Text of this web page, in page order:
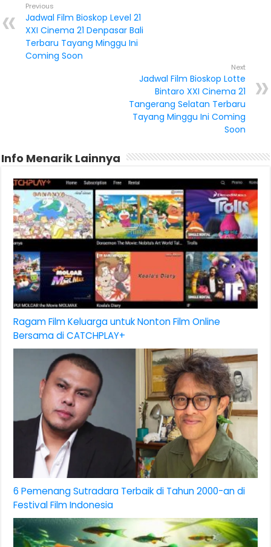
Previous
Jadwal Film Bioskop Level 21
XXI Cinema 21 Denpasar Bali
Terbaru Tayang Minggu Ini
Coming Soon
Next
Jadwal Film Bioskop Lotte
Bintaro XXI Cinema 21
Tangerang Selatan Terbaru
Tayang Minggu Ini Coming
Soon
Info Menarik Lainnya
Ragam Film Keluarga untuk Nonton Film Online
Bersama di CATCHPLAY+
6 Pemenang Sutradara Terbaik di Tahun 2000-an di
Festival Film Indonesia